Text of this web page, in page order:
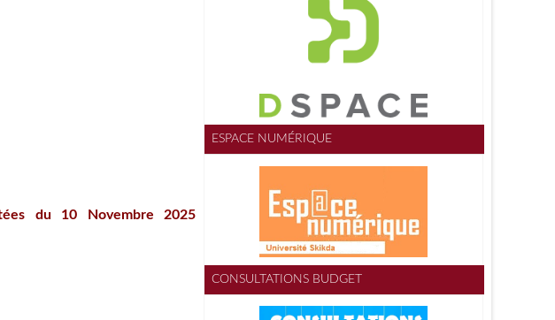
du 10 Novembre 2025
ESPACE NUMÉRIQUE
CONSULTATIONS BUDGET